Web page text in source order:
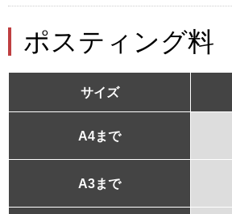
ポスティング料
サイズ
A4まで
A3まで